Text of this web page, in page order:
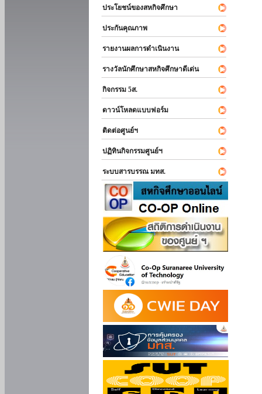
ประโยชน์ของสหกิจศึกษา
ประกันคุณภาพ
รายงานผลการดำเนินงาน
รางวัลนักศึกษาสหกิจศึกษาดีเด่น
กิจกรรม 5ส.
ดาวน์โหลดแบบฟอร์ม
ติดต่อศูนย์ฯ
ปฏิทินกิจกรรมศูนย์ฯ
ระบบสารบรรณ มทส.